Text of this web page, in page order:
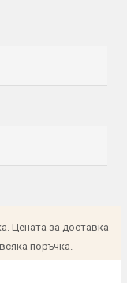
Цената за доставка
поръчка.